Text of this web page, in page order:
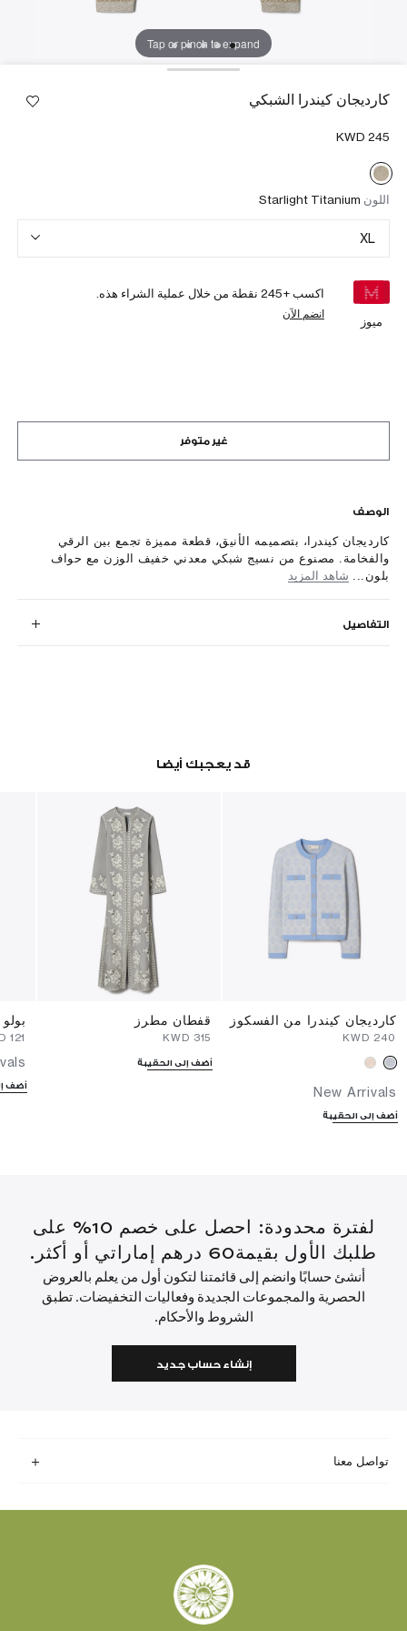
Tap or pinch to expand
كارديجان كيندرا الشبكي
اللون Starlight Titanium
XL
ميوز
اكسب +245 نقطة من خلال عملية الشراء هذه.
انضم الآن
غير متوفر
الوصف
كارديجان كيندرا، بتصميمه الأنيق، قطعة مميزة تجمع بين الرقي
والفخامة. مصنوع من نسيج شبكي معدني خفيف الوزن مع حواف
بلون... شاهد المزيد
التفاصيل
قد يعجبك أيضا
كارديجان كيندرا من الفسكوز
New Arrivals
أضف إلى الحقيبة
قفطان مطرز
أضف إلى الحقيبة
أضف
لفترة محدودة: احصل على خصم 10% على
طلبك الأول بقيمة60 درهم إماراتي أو أكثر.
أنشئ حسابًا وانضم إلى قائمتنا لتكون أول من يعلم بالعروض
الحصرية والمجموعات الجديدة وفعاليات التخفيضات. تطبق
الشروط والأحكام.
إنشاء حساب جديد
تواصل معنا